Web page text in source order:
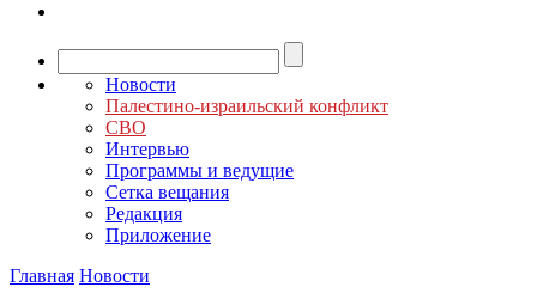
Новости
Палестино-израильский конфликт
СВО
Интервью
Программы и ведущие
Сетка вещания
Редакция
Приложение
Главная Новости